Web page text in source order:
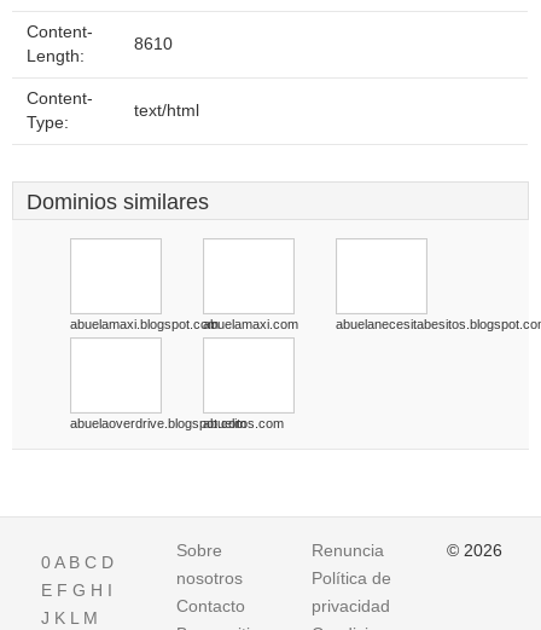
Content-
Length:
8610
Content-
Type:
text/html
Dominios similares
abuelamaxi.blogspot.comabuelamaxi.com
abuelaoverdrive.blogspot.com
abuelitos.com
0A B C D
E F G H I
J K L M
Sobre
nosotros
Contacto
Renuncia
Política de
privacidad
© 2026